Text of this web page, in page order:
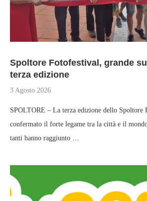
Spoltore Fotofestival, grande
terza edizione
3 Agosto 2026
SPOLTORE – La terza edizione dello Spoltore
confermato il forte legame tra la città e il
tanti hanno raggiunto …